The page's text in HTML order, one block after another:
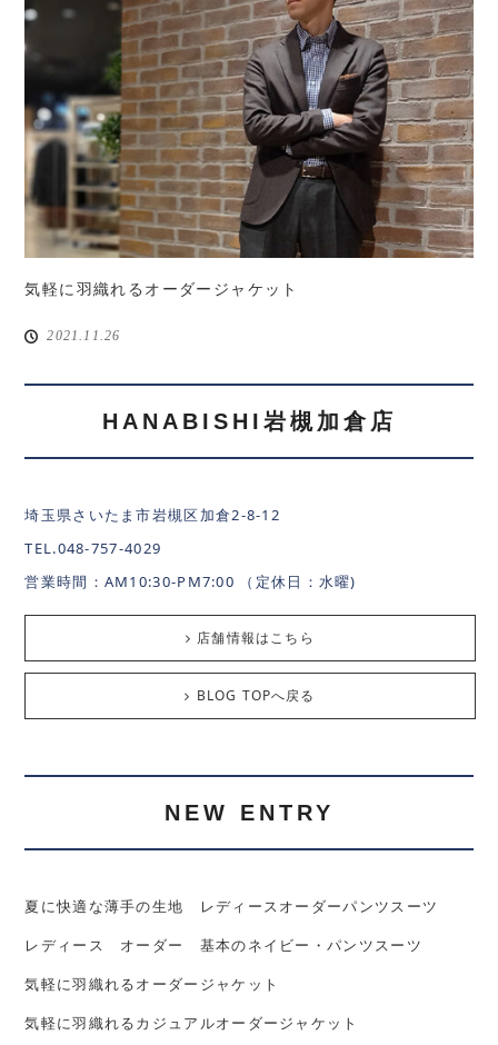
気軽に羽織れるオーダージャケット
2021.11.26
HANABISHI岩槻加倉店
埼玉県さいたま市岩槻区加倉2-8-12
TEL.048-757-4029
営業時間：AM10:30-PM7:00 （定休日：水曜)
店舗情報はこちら
BLOG TOPへ戻る
NEW ENTRY
夏に快適な薄手の生地 レディースオーダーパンツスーツ
レディース オーダー 基本のネイビー・パンツスーツ
気軽に羽織れるオーダージャケット
気軽に羽織れるカジュアルオーダージャケット